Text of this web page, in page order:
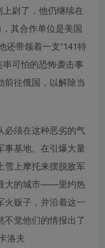
尉了，他仍继续在
其合作单位是美国
还带领着一支“141特
可怕的恐怖袭击事
前往俄国，以解除当
必须在这种恶劣的气
事基地。在引爆大量
雪上摩托来摆脱敌军
大的城市——里约热
火贩子，并沿着这一
不觉他们的情报出了
洛夫